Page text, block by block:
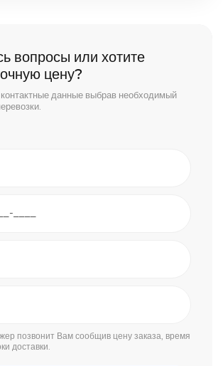
вопросы или хотите
цену?
данные выбрав необходимый
позвонит Вам сообщив цену заказа, время
доставки.